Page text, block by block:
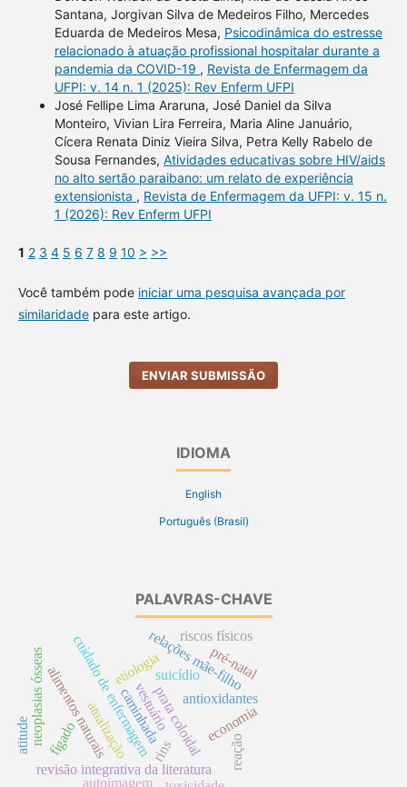
Santana, Jorgivan Silva de Medeiros Filho, Mercedes
Eduarda de Medeiros Mesa, Psicodinâmica do estresse
relacionado à atuação profissional hospitalar durante a
pandemia da COVID-19 , Revista de Enfermagem da
UFPI: v. 14 n. 1 (2025): Rev Enferm UFPI
José Fellipe Lima Araruna, José Daniel da Silva
Monteiro, Vivian Lira Ferreira, Maria Aline Januário,
Cícera Renata Diniz Vieira Silva, Petra Kelly Rabelo de
Sousa Fernandes, Atividades educativas sobre HIV/aids
no alto sertão paraibano: um relato de experiência
extensionista , Revista de Enfermagem da UFPI: v. 15 n.
1 (2026): Rev Enferm UFPI
1 2 3 4 5 6 7 8 9 10 > >>
Você também pode iniciar uma pesquisa avançada por
similaridadepara este artigo.
ENVIAR SUBMISSÃO
IDIOMA
English
Português (Brasil)
PALAVRAS-CHAVE
cuidado de enfermagemprata coloidal
etiologia
revisão integrativa da literatura
atualização
antioxidantes
alimentos naturais
relações mãe-filho
riscos físicos
autoimagem
neoplasias ósseas
rins
suicídio
vestuário economia
fígado reação
atitude
pré-natal
caminhada